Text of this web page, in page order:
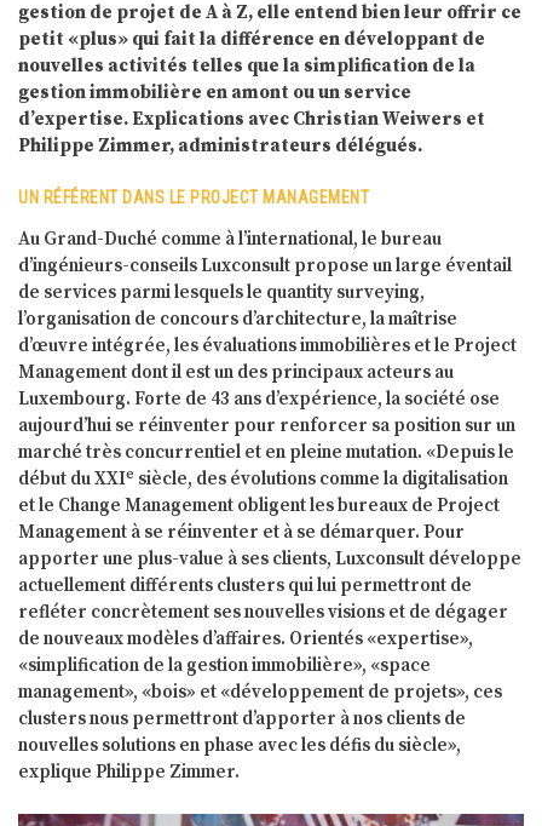
gestion de projet de A à Z, elle entend bien leur offrir ce
petit «plus» qui fait la différence en développant de
nouvelles activités telles que la simplification de la
gestion immobilière en amont ou un service
d’expertise. Explications avec Christian Weiwers et
Philippe Zimmer, administrateurs délégués.
UN RÉFÉRENT DANS LE PROJECT MANAGEMENT
Au Grand-Duché comme à l’international, le bureau
d’ingénieurs-conseils Luxconsult propose un large éventail
de services parmi lesquels le quantity surveying,
l’organisation de concours d’architecture, la maîtrise
d’œuvre intégrée, les évaluations immobilières et le Project
Management dont il est un des principaux acteurs au
Luxembourg. Forte de 43 ans d’expérience, la société ose
aujourd’hui se réinventer pour renforcer sa position sur un
marché très concurrentiel et en pleine mutation. «Depuis le
début du XXIe siècle, des évolutions comme la digitalisation
et le Change Management obligent les bureaux de Project
Management à se réinventer et à se démarquer. Pour
apporter une plus-value à ses clients, Luxconsult développe
actuellement différents clusters qui lui permettront de
refléter concrètement ses nouvelles visions et de dégager
de nouveaux modèles d’affaires. Orientés «expertise»,
«simplification de la gestion immobilière», «space
management», «bois» et «développement de projets», ces
clusters nous permettront d’apporter à nos clients de
nouvelles solutions en phase avec les défis du siècle»,
explique Philippe Zimmer.